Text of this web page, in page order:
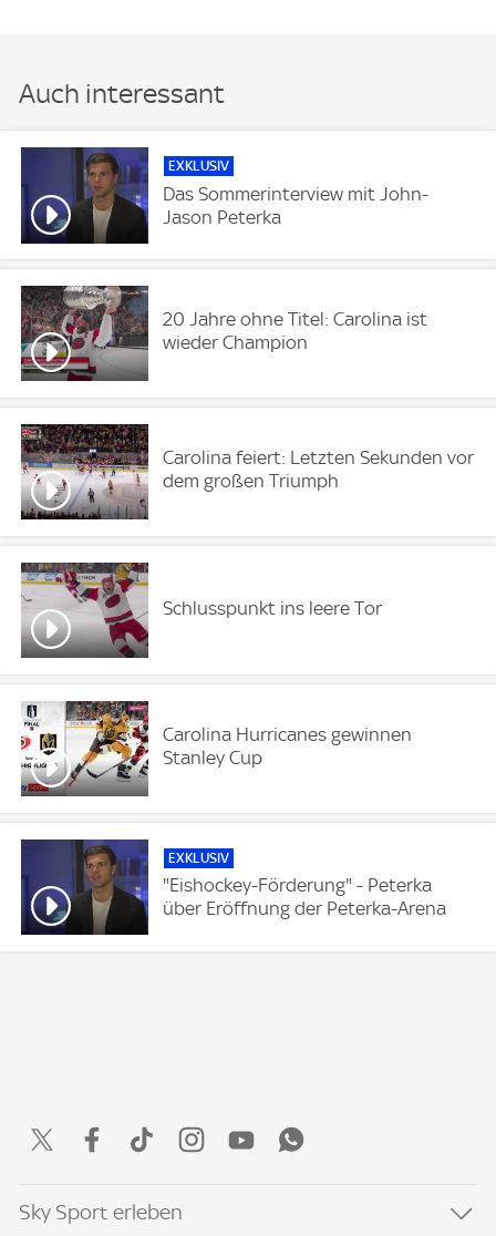
Auch interessant
EXKLUSIV
Das Sommerinterview mit John-
Jason Peterka
20 Jahre ohne Titel: Carolina ist
wieder Champion
Carolina feiert: Letzten Sekunden vor
dem großen Triumph
Schlusspunkt ins leere Tor
Carolina Hurricanes gewinnen
Stanley Cup
EXKLUSIV
"Eishockey-Förderung" - Peterka
über Eröffnung der Peterka-Arena
Sky Sport erleben